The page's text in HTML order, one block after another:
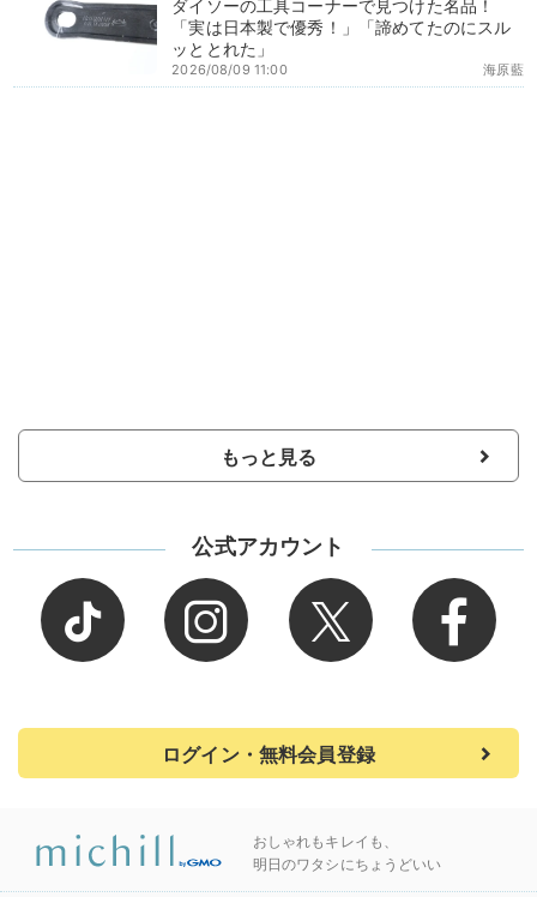
ダイソーの工具コーナーで見つけた名品！
「実は日本製で優秀！」「諦めてたのにスル
ッととれた」
海原藍
2026/08/09 11:00
もっと見る
公式アカウント
ログイン・無料会員登録
おしゃれもキレイも、
明日のワタシにちょうどいい